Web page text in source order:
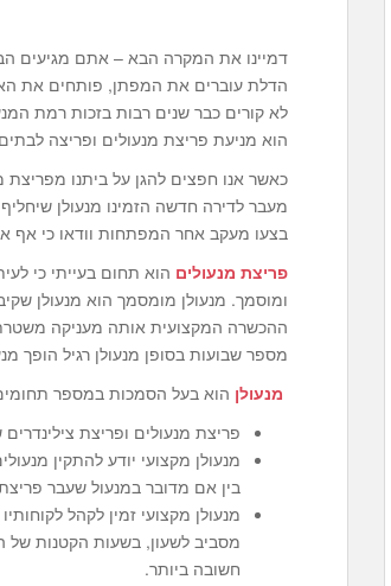
דמיינו את המקרה הבא – אתם מגיעים
הדלת עוברים את המפתן, פותחים את
לא קורים כבר שנים רבות בזכות רמת
הוא מניעת פריצת מנעולים ופריצה
כאשר אנו חפצים להגן על ביתנו
מעבר לדירה חדשה הזמינו מנעולן
בצעו מעקב אחר המפתחות וודאו כי אף
פריצת מנעולים הוא תחום בעייתי כי
ומוסמך. מנעולן מומסמך הוא מנעולן
ההכשרה המקצועית אותה מעניקה
מספר שבועות בסופן מנעולן רגיל הופך
מנעולן הוא בעל הסמכות במספר
פריצת מנעולים ופריצת
מנעולן מקצועי יודע להתקין
בין אם מדובר במנעול שעבר
מסביב לשעון, בשעות הקטנות של
חשובה ביותר.